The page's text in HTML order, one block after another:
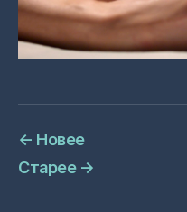
← Новее
Старее →